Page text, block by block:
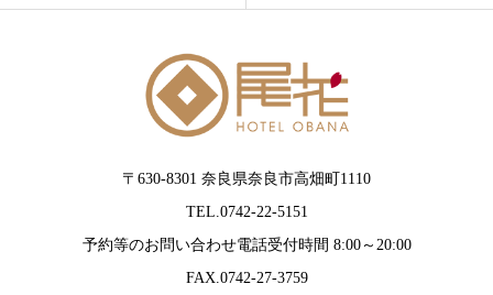
〒630-8301 奈良県奈良市高畑町1110
TEL.0742-22-5151
予約等のお問い合わせ電話受付時間 8:00～20:00
FAX.0742-27-3759